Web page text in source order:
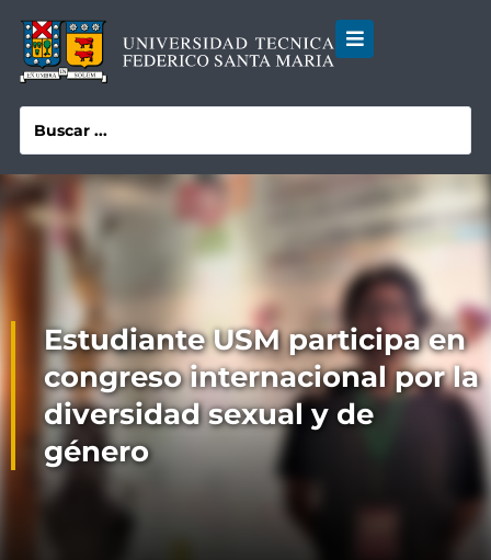
Estudiante USM participa en
congreso internacional por la
diversidad sexual y de
género